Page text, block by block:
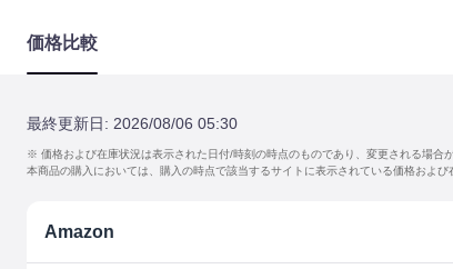
価格比較
最終更新日: 2026/08/06 05:30
※ 価格および在庫状況は表示された日付/時刻の時点のものであり、変更される場合が
本商品の購入においては、購入の時点で該当するサイトに表示されている価格および
Amazon